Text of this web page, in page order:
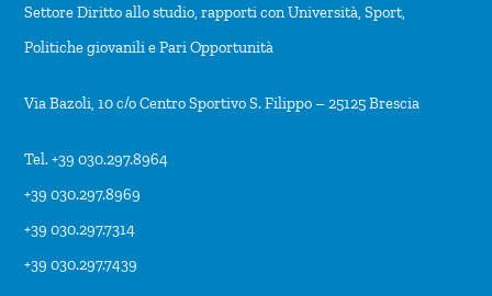
Settore Diritto allo studio, rapporti con Università, Sport,
Politiche giovanili e Pari Opportunità
Via Bazoli, 10 c/o Centro Sportivo S. Filippo – 25125 Brescia
Tel. +39 030.297.8964
+39 030.297.8969
+39 030.297.7314
+39 030.297.7439